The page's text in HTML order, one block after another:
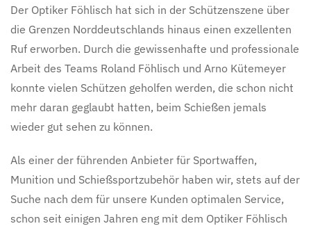
Der Optiker Föhlisch hat sich in der Schützenszene über
die Grenzen Norddeutschlands hinaus einen exzellenten
Ruf erworben. Durch die gewissenhafte und professionale
Arbeit des Teams Roland Föhlisch und Arno Kütemeyer
konnte vielen Schützen geholfen werden, die schon nicht
mehr daran geglaubt hatten, beim Schießen jemals
wieder gut sehen zu können.
Als einer der führenden Anbieter für Sportwaffen,
Munition und Schießsportzubehör haben wir, stets auf der
Suche nach dem für unsere Kunden optimalen Service,
schon seit einigen Jahren eng mit dem Optiker Föhlisch